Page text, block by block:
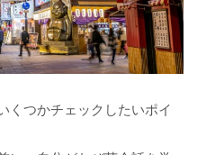
くつかチェックしたいポイ